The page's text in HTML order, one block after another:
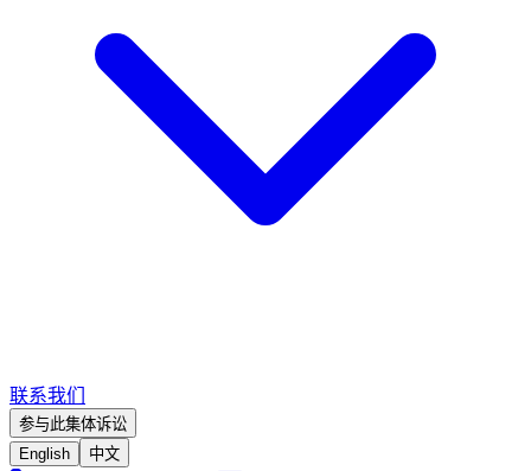
联系我们
参与此集体诉讼
English
中文